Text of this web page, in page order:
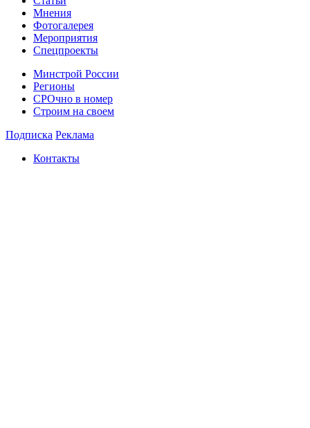
Мнения
Фотогалерея
Мероприятия
Спецпроекты
Минстрой России
Регионы
СРОчно в номер
Строим на своем
Подписка Реклама
Контакты